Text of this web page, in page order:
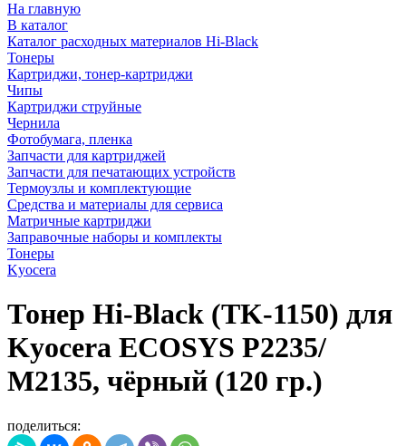
На главную
В каталог
Каталог расходных материалов Hi-Black
Тонеры
Картриджи, тонер-картриджи
Чипы
Картриджи струйные
Чернила
Фотобумага, пленка
Запчасти для картриджей
Запчасти для печатающих устройств
Термоузлы и комплектующие
Средства и материалы для сервиса
Матричные картриджи
Заправочные наборы и комплекты
Тонеры
Kyocera
Тонер Hi-Black (TK-1150) для
Kyocera ECOSYS P2235/
M2135, чёрный (120 гр.)
поделиться: